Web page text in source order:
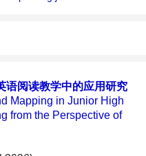
语阅读教学中的应用研究
Mapping in Junior High
from the Perspective of